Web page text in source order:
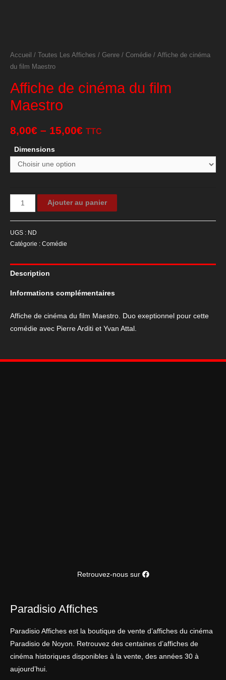
Accueil / Toutes Les Affiches / Genre / Comédie / Affiche de cinéma
du film Maestro
Affiche de cinéma du film
Maestro
8,00€ – 15,00€ TTC
Dimensions
quantité
de
du
film
Maestro
Ajouter au panier
UGS : ND
Catégorie : Comédie
Description
Informations complémentaires
Affiche de cinéma du film Maestro. Duo exeptionnel pour cette
comédie avec Pierre Arditi et Yvan Attal.
Retrouvez-nous sur
Paradisio Affiches
Paradisio Affiches est la boutique de vente d’affiches du cinéma
Paradisio de Noyon. Retrouvez des centaines d’affiches de
cinéma historiques disponibles à la vente, des années 30 à
aujourd’hui.